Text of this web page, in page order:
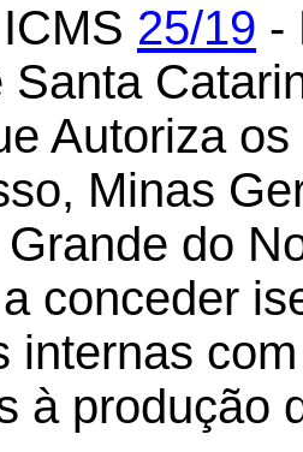
25/19 -
Santa
Autoriza
Minas
do
conceder
internas
à produção